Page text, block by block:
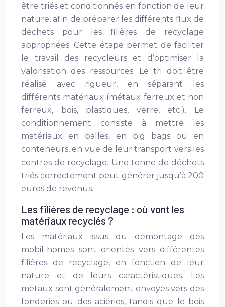
être triés et conditionnés en fonction de leur
nature, afin de préparer les différents flux de
déchets pour les filières de recyclage
appropriées. Cette étape permet de faciliter
le travail des recycleurs et d’optimiser la
valorisation des ressources. Le tri doit être
réalisé avec rigueur, en séparant les
différents matériaux (métaux ferreux et non
ferreux, bois, plastiques, verre, etc.). Le
conditionnement consiste à mettre les
matériaux en balles, en big bags ou en
conteneurs, en vue de leur transport vers les
centres de recyclage. Une tonne de déchets
triés correctement peut générer jusqu’à 200
euros de revenus.
Les filières de recyclage : où vont les
matériaux recyclés ?
Les matériaux issus du démontage des
mobil-homes sont orientés vers différentes
filières de recyclage, en fonction de leur
nature et de leurs caractéristiques. Les
métaux sont généralement envoyés vers des
fonderies ou des aciéries, tandis que le bois